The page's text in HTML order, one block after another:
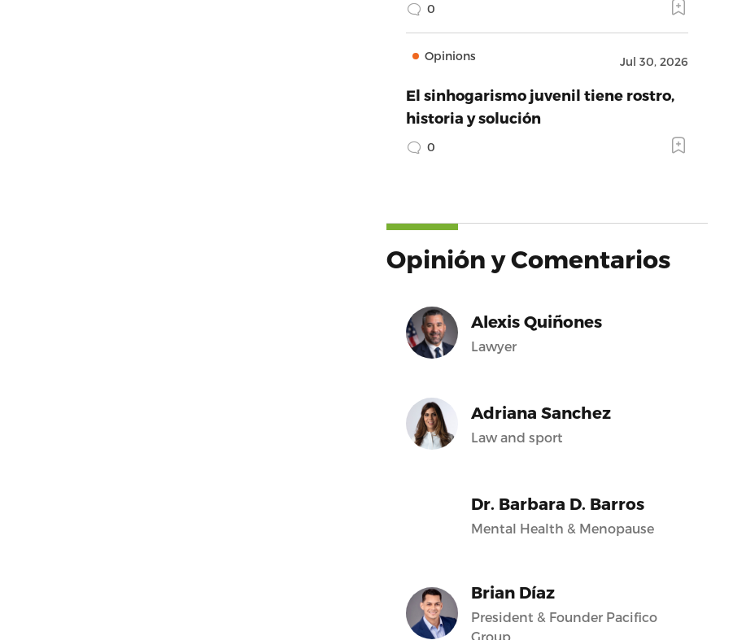
0
Opinions Jul 30, 2026
El sinhogarismo juvenil tiene rostro,
historia y solución
0
Opinión y Comentarios
Alexis Quiñones
Lawyer
Adriana Sanchez
Law and sport
Dr. Barbara D. Barros
Mental Health & Menopause
Brian Díaz
President & Founder Pacifico
Group